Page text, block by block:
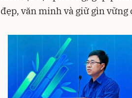
đẹp, văn minh và giữ gìn vững